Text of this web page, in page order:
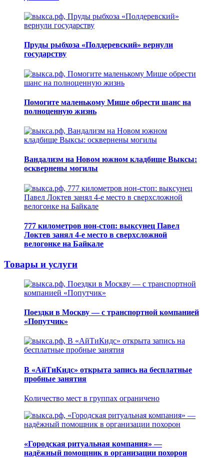
Пруды рыбхоза «Полдеревский» вернули
государству
Помогите маленькому Мише обрести шанс на
полноценную жизнь
Вандализм на Новом южном кладбище Выксы:
осквернены могилы
777 километров нон-стоп: выксунец Павел
Локтев занял 4-е место в сверхсложной
велогонке на Байкале
Товары и услуги
Поездки в Москву — с транспортной компанией
«Попутчик»
В «АйТиКидс» открыта запись на бесплатные
пробные занятия
Количество мест в группах ограничено
«Городская ритуальная компания» —
надёжный помощник в организации похорон